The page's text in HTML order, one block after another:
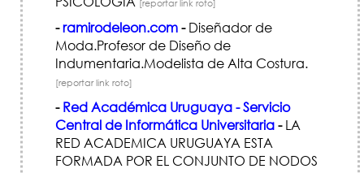
[reportar link roto]
-ramirodeleon.com-Diseñador de
Moda.Profesor de Diseño de
Indumentaria.Modelista de Alta Costura.
[reportar link roto]
- Red Académica Uruguaya - Servicio
Central de Informática Universitaria-LA
RED ACADEMICA URUGUAYA ESTA
FORMADA POR EL CONJUNTO DE NODOS